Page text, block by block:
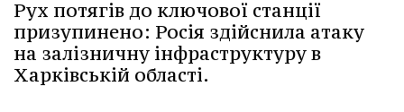
Рух потягів до ключової станції
призупинено: Росія здійснила атаку
на залізничну інфраструктуру в
Харківській області.